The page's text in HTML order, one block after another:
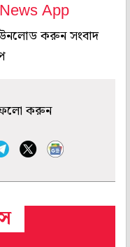
App
করুন সংবাদ
ফলো করুন